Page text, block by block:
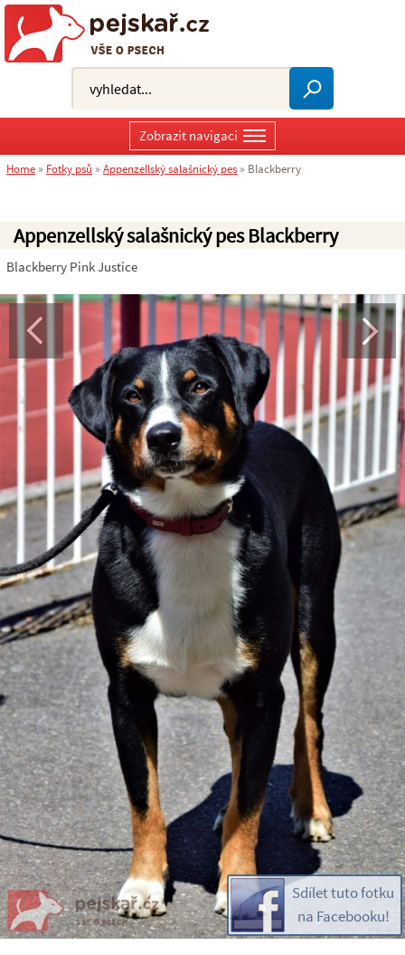
Appenzellský salašnický pes Blackberry
Blackberry Pink Justice
Sdílet tuto fotku
na Facebooku!
Zobrazit navigaci
Home » Fotky psů » Appenzellský salašnický pes » Blackberry